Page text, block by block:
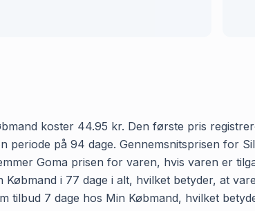
koster 44.95 kr. Den første pris
periode på 94 dage. Gennemsnitsprisen for
Goma prisen for varen, hvis varen er
i 77 dage i alt, hvilket betyder, at
tilbud 7 dage hos Min Købmand, hvilket